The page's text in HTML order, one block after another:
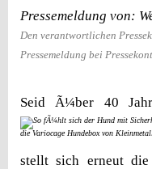
Pressemeldung von:
Den verantwortlichen
Pressemeldung bei
Seid Ã¼ber 40
die Variocage Hundebox von
stellt sich erneut